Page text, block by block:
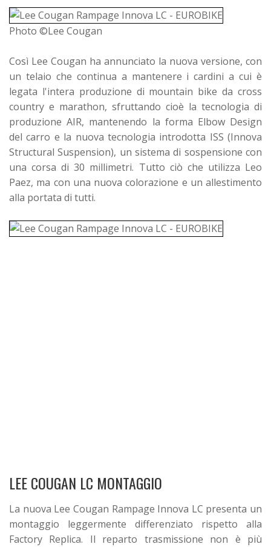
Photo ©Lee Cougan
Così Lee Cougan ha annunciato la nuova versione, con
un telaio che continua a mantenere i cardini a cui è
legata l'intera produzione di mountain bike da cross
country e marathon, sfruttando cioè la tecnologia di
produzione AIR, mantenendo la forma Elbow Design
del carro e la nuova tecnologia introdotta ISS (Innova
Structural Suspension), un sistema di sospensione con
una corsa di 30 millimetri. Tutto ciò che utilizza Leo
Paez, ma con una nuova colorazione e un allestimento
alla portata di tutti.
LEE COUGAN LC MONTAGGIO
La nuova Lee Cougan Rampage Innova LC presenta un
montaggio leggermente differenziato rispetto alla
Factory Replica. Il reparto trasmissione non è più